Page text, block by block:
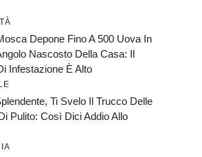
Depone Fino A 500 Uova In
Nascosto Della Casa: Il
Infestazione È Alto
Ti Svelo Il Trucco Delle
Pulito: Così Dici Addio Allo